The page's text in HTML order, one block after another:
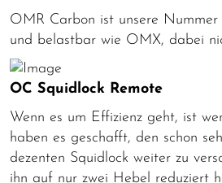
OMR Carbon ist unsere
und belastbar wie OMX, dabei
OC Squidlock Remote
Wenn es um Effizienz geht, ist
haben es geschafft, den schon
dezenten Squidlock weiter zu
ihn auf nur zwei Hebel reduziert